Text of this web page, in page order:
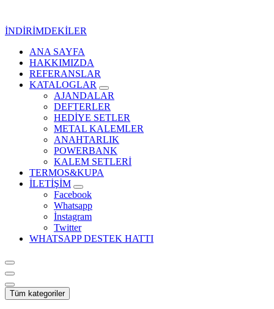
İNDİRİMDEKİLER
Kurumsal Promosyon-Hediyelik
ANA SAYFA
HAKKIMIZDA
REFERANSLAR
KATALOGLAR
AJANDALAR
DEFTERLER
HEDİYE SETLER
METAL KALEMLER
ANAHTARLIK
POWERBANK
KALEM SETLERİ
TERMOS&KUPA
İLETİŞİM
Facebook
Whatsapp
İnstagram
Twitter
WHATSAPP DESTEK HATTI
Tüm kategoriler